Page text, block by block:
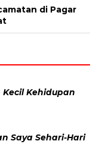
di Pagar
Kehidupan
Saya Sehari-Hari